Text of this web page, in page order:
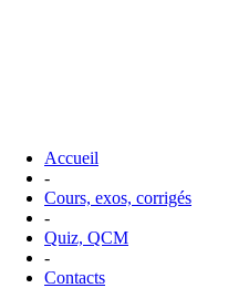
Accueil
-
Cours, exos, corrigés
-
Quiz, QCM
-
Contacts